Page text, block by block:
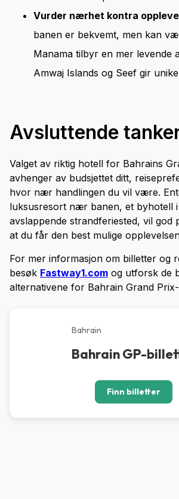
Vurder nærhet kontra
banen er bekvemt, men kan
Manama tilbyr en mer levende
Amwaj Islands og Seef gir
Avsluttende
Valget av riktig hotell for Bahrains
avhenger av budsjettet ditt,
hvor nær handlingen du vil være.
luksusresort nær banen, et byhotell
avslappende strandferiested, vil god
at du får den best mulige
For mer informasjon om billetter og
besøk Fastway1.com og utforsk de
alternativene for Bahrain Grand
Bahrain
Bahrain GP-
Finn billetter